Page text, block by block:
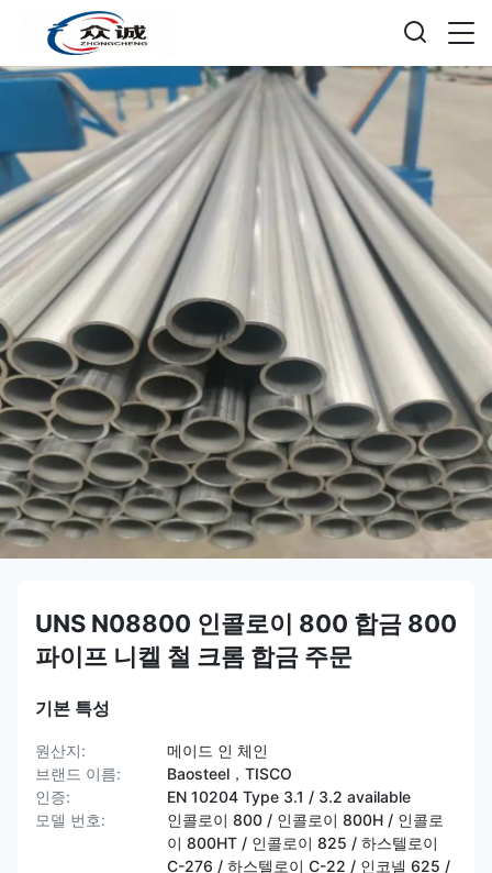
UNS N08800 인콜로이 800 합금 800
파이프 니켈 철 크롬 합금 주문
기본 특성
원산지:
메이드 인 체인
브랜드 이름:
Baosteel，TISCO
인증:
EN 10204 Type 3.1 / 3.2 available
모델 번호:
인콜로이 800 / 인콜로이 800H / 인콜로
이 800HT / ​​인콜로이 825 / 하스텔로이
C-276 / 하스텔로이 C-22 / 인코넬 625 /